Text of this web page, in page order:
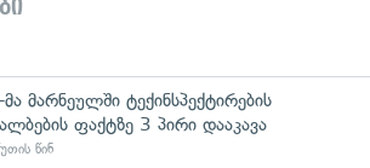
მა მარნეულში ტექინსპექტირების
ფაქტზე 3 პირი დააკავა
წინ